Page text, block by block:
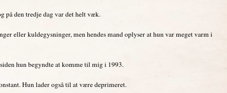
på den tredje dag var det helt væk.
eller kuldegysninger, men hendes mand oplyser at hun var meget varm i
hun begyndte at komme til mig i 1993.
Hun lader også til at være deprimeret.